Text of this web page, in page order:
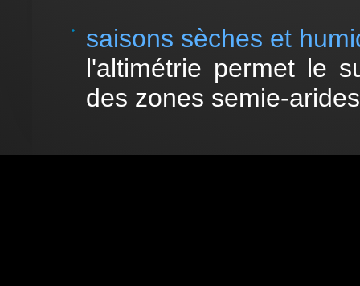
saisons sèches et
l'altimétrie permet le
des zones semie-